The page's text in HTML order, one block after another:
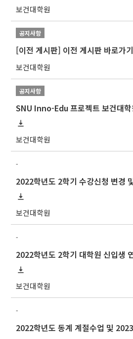
보건대학원
공지사항
[이전 게시판] 이전 게시판 바로가기
보건대학원
공지사항
보건대학원
-
보건대학원
-
보건대학원
-